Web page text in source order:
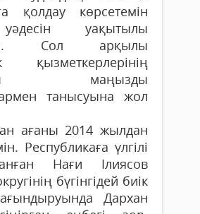
қолдау көрсетемін
уақытылы
Сол арқылы
қызметкерлерінің
маңызды
танысуына жол
ағаны 2014 жылдан
Республикаға үлгілі
Нағи Ілиясов
бүгінгідей биік
Дархан